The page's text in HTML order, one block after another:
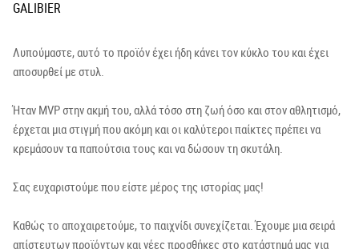
GALIBIER
Λυπούμαστε, αυτό το προϊόν έχει ήδη κάνει τον κύκλο του και έχει
αποσυρθεί με στυλ.
Ήταν MVP στην ακμή του, αλλά τόσο στη ζωή όσο και στον αθλητισμό,
έρχεται μια στιγμή που ακόμη και οι καλύτεροι παίκτες πρέπει να
κρεμάσουν τα παπούτσια τους και να δώσουν τη σκυτάλη.
Σας ευχαριστούμε που είστε μέρος της ιστορίας μας!
Καθώς το αποχαιρετούμε, το παιχνίδι συνεχίζεται. Έχουμε μια σειρά
απίστευτων προϊόντων και νέες προσθήκες στο κατάστημά μας για